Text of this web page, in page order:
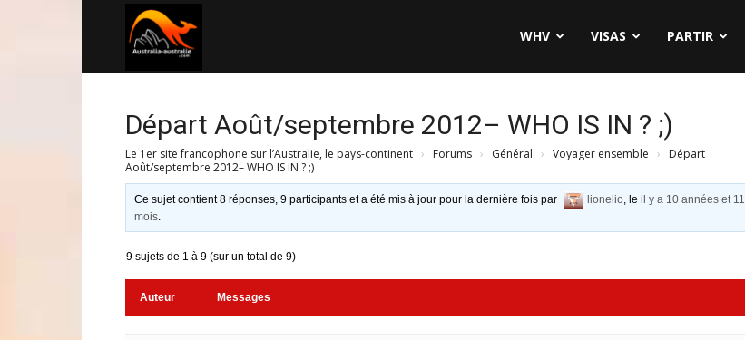
WHV VISAS PARTIR
Départ Août/septembre 2012– WHO IS IN ? ;)
Le 1er site francophone sur l’Australie, le pays-continent › Forums › Général › Voyager ensemble ›
Départ
Août/septembre 2012– WHO IS IN ? ;)
Ce sujet contient 8 réponses, 9 participants et a été mis à jour pour la dernière fois par lionelio, leil y a 10 années et 11
mois.
9 sujets de 1 à 9 (sur un total de 9)
Auteur Messages